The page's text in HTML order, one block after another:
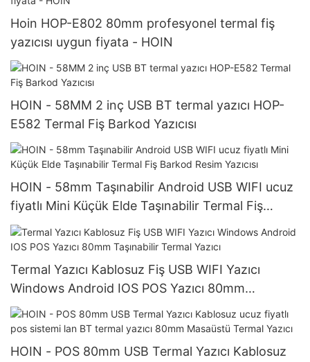
Hoin HOP-E802 80mm profesyonel termal fiş
yazıcısı uygun fiyata - HOIN
HOIN - 58MM 2 inç USB BT termal yazıcı HOP-
E582 Termal Fiş Barkod Yazıcısı
HOIN - 58mm Taşınabilir Android USB WIFI ucuz
fiyatlı Mini Küçük Elde Taşınabilir Termal Fiş
Barkod Resim Yazıcısı
Termal Yazıcı Kablosuz Fiş USB WIFI Yazıcı
Windows Android IOS POS Yazıcı 80mm
Taşınabilir Termal Yazıcı
HOIN - POS 80mm USB Termal Yazıcı Kablosuz